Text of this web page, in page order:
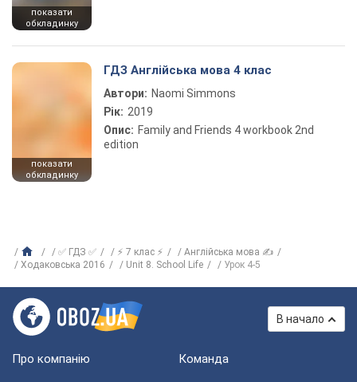
показати
обкладинку
показати
обкладинку
ГДЗ Англійська мова 4 клас
Автори: Naomi Simmons
Рік: 2019
Опис: Family and Friends 4 workbook 2nd
edition
✅ ГДЗ ✅ ⚡ 7 клас ⚡
Англійська мова ✍
Ходаковська 2016
Unit 8. School Life Урок 4-5
В начало
Про компанію Команда